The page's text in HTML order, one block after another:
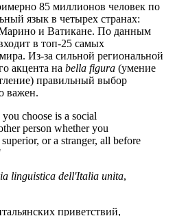
85 миллионов человек по
язык в четырех странах:
и Ватикане. По данным
в топ-25 самых
Из-за сильной региональной
акцента на bella figura (умение
правильный выбор
важен.
choose is a social
person whether you
or a stranger, all before
linguistica dell'Italia unita,
приветствий,